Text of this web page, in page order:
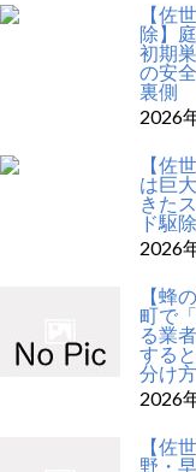
【佐
除】
初期
の安
裏側
2026
【佐
は巨
きた
ド駆
2026
【蜂
町で
る業
する
分け方
2026
【佐
野・